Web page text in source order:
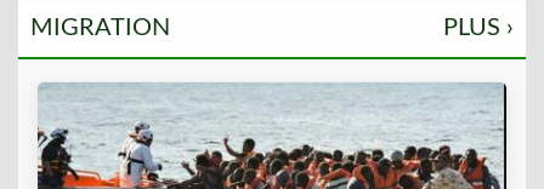
MIGRATION PLUS ›